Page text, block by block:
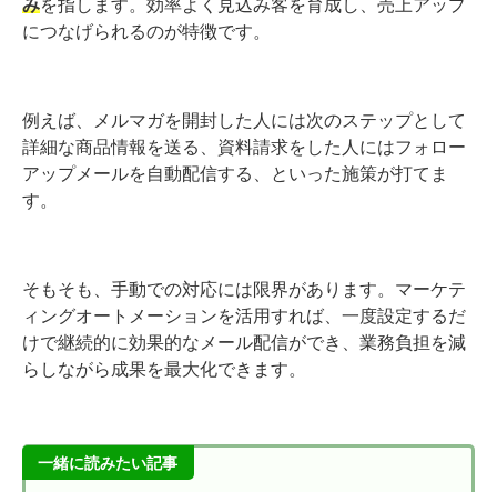
みを指します。効率よく見込み客を育成し、売上アップ
につなげられるのが特徴です。
例えば、メルマガを開封した人には次のステップとして
詳細な商品情報を送る、資料請求をした人にはフォロー
アップメールを自動配信する、といった施策が打てま
す。
そもそも、手動での対応には限界があります。マーケテ
ィングオートメーションを活用すれば、一度設定するだ
けで継続的に効果的なメール配信ができ、業務負担を減
らしながら成果を最大化できます。
一緒に読みたい記事